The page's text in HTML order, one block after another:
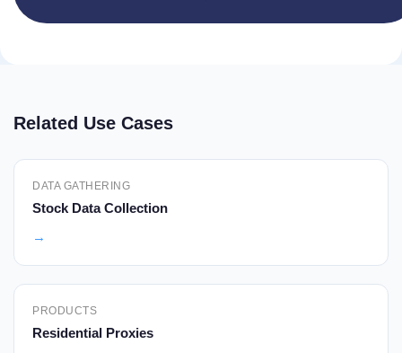
Related Use Cases
DATA GATHERING
Stock Data Collection
→
PRODUCTS
Residential Proxies